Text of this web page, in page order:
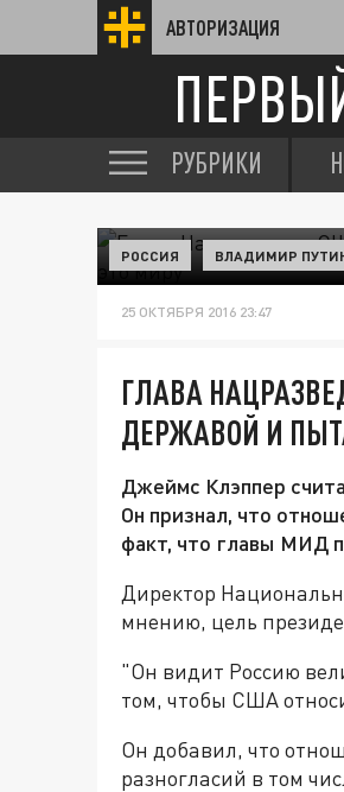
АВТОРИЗАЦИЯ
РУБРИКИ
РОССИЯ ВЛАДИМИР
25 ОКТЯБРЯ 2016 23:47
ГЛАВА
ДЕРЖАВОЙ И
Джеймс Клэппер
Он признал, что
факт, что главы МИД
Директор
мнению, цель
"Он видит Россию
том, чтобы США
Он добавил, что
разногласий в том